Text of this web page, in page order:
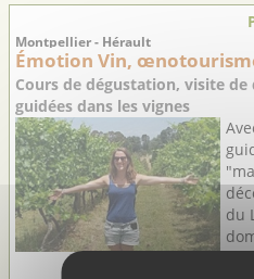
du cassoulet
Montpellier - Hérault
Émotion Vin,
Cours de dégustation, visite
guidées dans les vignes
du